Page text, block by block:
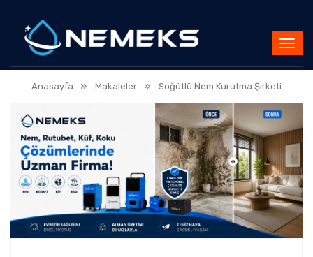
Anasayfa » Makaleler » Söğütlü Nem Kurutma Şirketi